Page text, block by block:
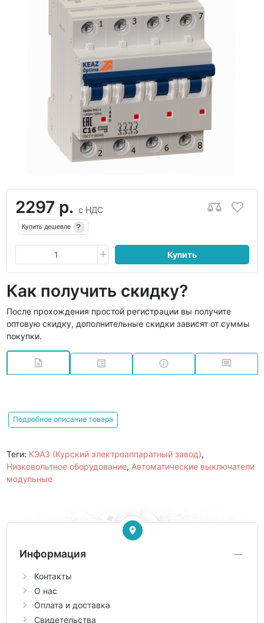
2297 р. с НДС
Купить дешевле ?
Купить
Как получить скидку?
После прохождения простой регистрации вы получите
оптовую скидку, дополнительные скидки зависят от суммы
покупки.
Подробное описание товара
Теги: КЭАЗ (Курский электроаппаратный завод),
Низковольтное оборудование, Автоматические выключатели
модульные
Информация
Контакты
О нас
Оплата и доставка
Свидетельства